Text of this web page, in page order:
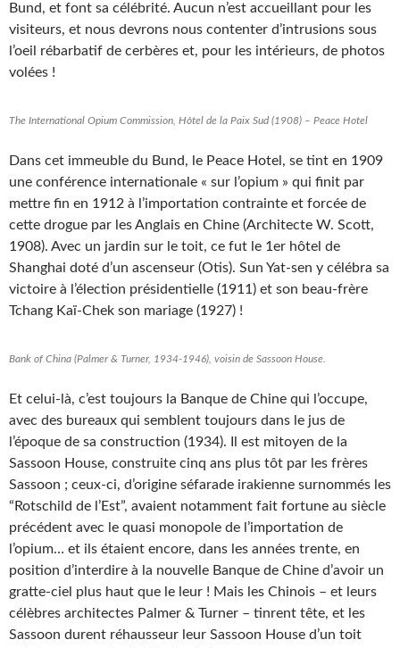
Bund, et font sa célébrité. Aucun n’est accueillant pour les
visiteurs, et nous devrons nous contenter d’intrusions sous
l’oeil rébarbatif de cerbères et, pour les intérieurs, de photos
volées !
The International Opium Commission, Hôtel de la Paix Sud (1908) – Peace Hotel
Dans cet immeuble du Bund, le Peace Hotel, se tint en 1909
une conférence internationale « sur l’opium » qui finit par
mettre fin en 1912 à l’importation contrainte et forcée de
cette drogue par les Anglais en Chine (Architecte W. Scott,
1908). Avec un jardin sur le toit, ce fut le 1er hôtel de
Shanghai doté d’un ascenseur (Otis). Sun Yat-sen y célébra sa
victoire à l’élection présidentielle (1911) et son beau-frère
Tchang Kaï-Chek son mariage (1927) !
Bank of China (Palmer & Turner, 1934-1946), voisin de Sassoon House.
Et celui-là, c’est toujours la Banque de Chine qui l’occupe,
avec des bureaux qui semblent toujours dans le jus de
l’époque de sa construction (1934). Il est mitoyen de la
Sassoon House, construite cinq ans plus tôt par les frères
Sassoon ; ceux-ci, d’origine séfarade irakienne surnommés les
“Rotschild de l’Est”, avaient notamment fait fortune au siècle
précédent avec le quasi monopole de l’importation de
l’opium… et ils étaient encore, dans les années trente, en
position d’interdire à la nouvelle Banque de Chine d’avoir un
gratte-ciel plus haut que le leur ! Mais les Chinois – et leurs
célèbres architectes Palmer & Turner – tinrent tête, et les
Sassoon durent réhausseur leur Sassoon House d’un toit